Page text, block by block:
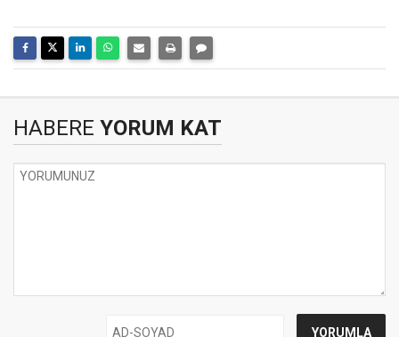
HABERE YORUM KAT